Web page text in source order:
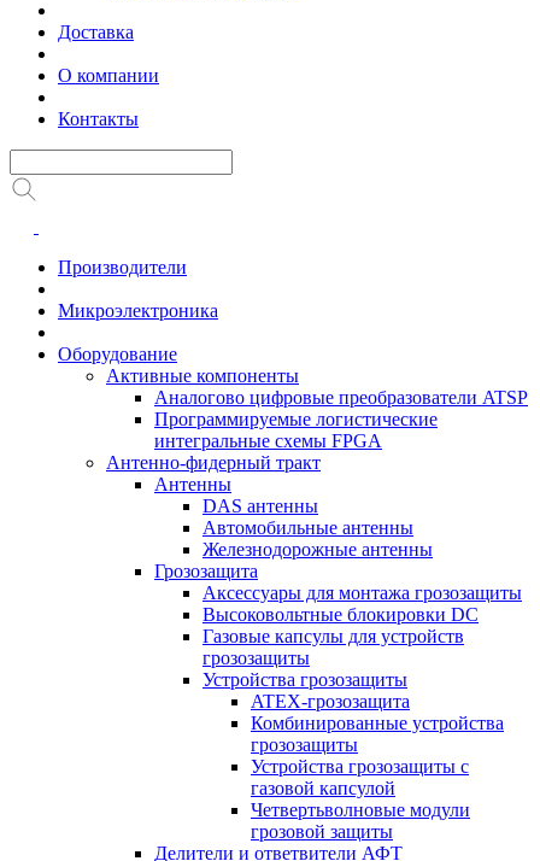
Доставка
О компании
Контакты
Производители
Микроэлектроника
Оборудование
Активные компоненты
Аналогово цифровые преобразователи ATSP
Программируемые логистические
интегральные схемы FPGA
Антенно-фидерный тракт
Антенны
DAS антенны
Автомобильные антенны
Железнодорожные антенны
Грозозащита
Аксессуары для монтажа грозозащиты
Высоковольтные блокировки DC
Газовые капсулы для устройств
грозозащиты
Устройства грозозащиты
ATEX-грозозащита
Комбинированные устройства
грозозащиты
Устройства грозозащиты с
газовой капсулой
Четвертьволновые модули
грозовой защиты
Делители и ответвители АФТ